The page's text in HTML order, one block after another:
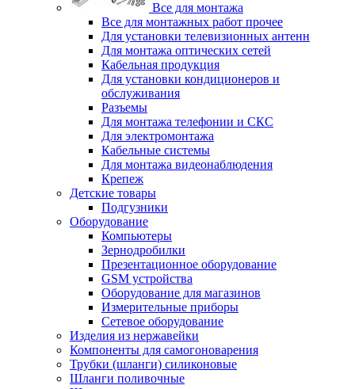
Все для монтажа
Все для монтажных работ прочее
Для установки телевизионных антенн
Для монтажа оптических сетей
Кабельная продукция
Для установки кондиционеров и
обслуживания
Разъемы
Для монтажа телефонии и СКС
Для электромонтажа
Кабельные системы
Для монтажа видеонаблюдения
Крепеж
Детские товары
Подгузники
Оборудование
Компьютеры
Зернодробилки
Презентационное оборудование
GSM устройства
Оборудование для магазинов
Измерительные приборы
Сетевое оборудование
Изделия из нержавейки
Компоненты для самогоноварения
Трубки (шланги) силиконовые
Шланги поливочные